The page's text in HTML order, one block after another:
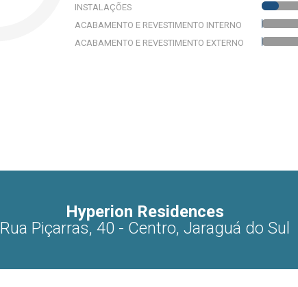
INSTALAÇÕES
ACABAMENTO E REVESTIMENTO INTERNO
ACABAMENTO E REVESTIMENTO EXTERNO
Hyperion Residences
Rua Piçarras, 40 - Centro, Jaraguá do Sul